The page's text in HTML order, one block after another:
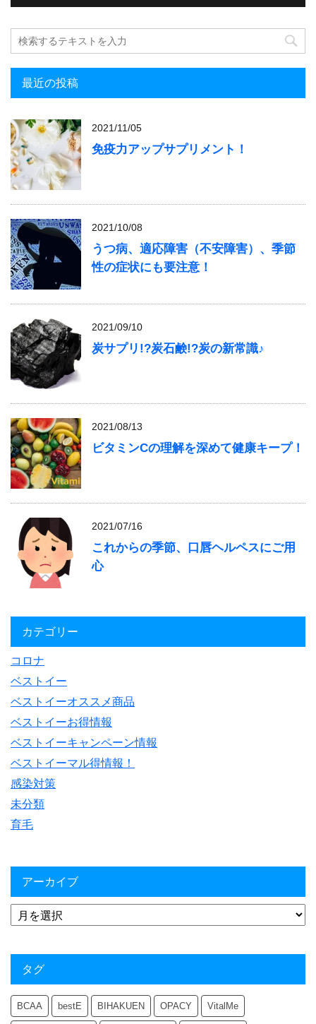
最近の投稿
2021/11/05
免疫力アップサプリメント！
2021/10/08
うつ病、適応障害（不安障害）、季節
性の症状にも要注意！
2021/09/10
炭サプリ!?炭石鹸!?炭の新常識♪
2021/08/13
ビタミンCの理解を深めて健康キープ！
2021/07/16
これからの季節、口唇ヘルペスにご用
心
カテゴリー
コロナ
ベストイー
ベストイーオススメ商品
ベストイーお得情報
ベストイーキャンペーン情報
ベストイーマル得情報！
感染対策
未分類
育毛
アーカイブ
タグ
BCAA bestE BIHAKUEN OPACY VitalMe